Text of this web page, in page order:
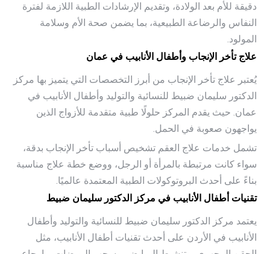
دقيقة للأم بعد الولادة، وتقديم الإرشادات الطبية اللازمة لفترة
النفاس والرضاعة الطبيعية، بما يضمن صحة الأم وسلامة
المولود.
علاج تأخر الإنجاب وأطفال الأنابيب في عمان
يُعتبر علاج تأخر الإنجاب من أبرز التخصصات التي يتميز بها مركز
الدكتور سليمان ضبيط للنسائية والتوليد وأطفال الأنابيب في
عمان. حيث يقدم المركز حلولًا طبية متقدمة للأزواج الذين
يواجهون صعوبة في الحمل.
تشمل خدمات علاج العقم تشخيص أسباب تأخر الإنجاب بدقة،
سواء كانت مرتبطة بالمرأة أو الرجل، ووضع خطة علاج مناسبة
بناءً على أحدث البروتوكولات الطبية المعتمدة عالميًا.
تقنيات أطفال الأنابيب في مركز الدكتور سليمان ضبيط
يعتمد مركز الدكتور سليمان ضبيط للنسائية والتوليد وأطفال
الأنابيب في الأردن على أحدث تقنيات أطفال الأنابيب، مثل